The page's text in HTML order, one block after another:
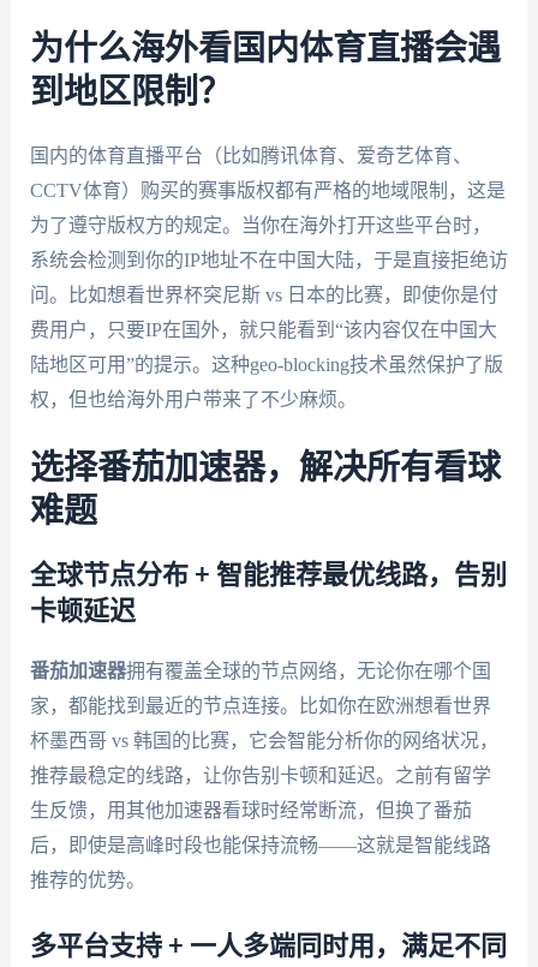
为什么海外看国内体育直播会遇
到地区限制？
国内的体育直播平台（比如腾讯体育、爱奇艺体育、
CCTV体育）购买的赛事版权都有严格的地域限制，这是
为了遵守版权方的规定。当你在海外打开这些平台时，
系统会检测到你的IP地址不在中国大陆，于是直接拒绝访
问。比如想看世界杯突尼斯 vs 日本的比赛，即使你是付
费用户，只要IP在国外，就只能看到“该内容仅在中国大
陆地区可用”的提示。这种geo-blocking技术虽然保护了版
权，但也给海外用户带来了不少麻烦。
选择番茄加速器，解决所有看球
难题
全球节点分布 + 智能推荐最优线路，告别
卡顿延迟
番茄加速器拥有覆盖全球的节点网络，无论你在哪个国
家，都能找到最近的节点连接。比如你在欧洲想看世界
杯墨西哥 vs 韩国的比赛，它会智能分析你的网络状况，
推荐最稳定的线路，让你告别卡顿和延迟。之前有留学
生反馈，用其他加速器看球时经常断流，但换了番茄
后，即使是高峰时段也能保持流畅——这就是智能线路
推荐的优势。
多平台支持 + 一人多端同时用，满足不同